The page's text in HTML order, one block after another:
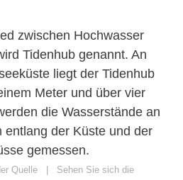
zwischen Hochwasser
Tidenhub genannt. An
liegt der Tidenhub
Meter und über vier
die Wasserstände an
entlang der Küste und der
gemessen.
Quelle
Sehen Sie sich die